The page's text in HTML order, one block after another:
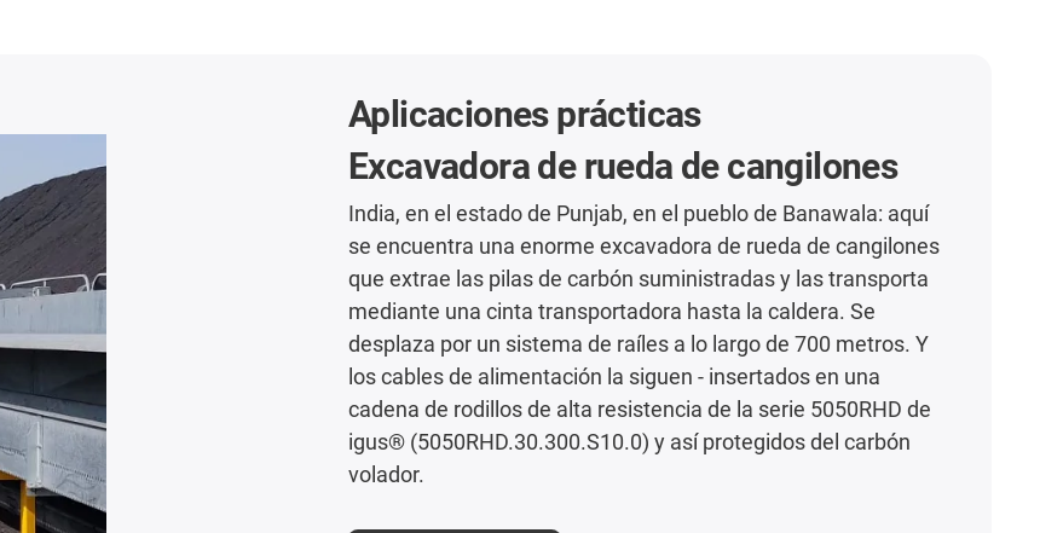
Aplicaciones prácticas
Excavadora de rueda de cangilones
India, en el estado de Punjab, en el pueblo de Banawala: aquí
se encuentra una enorme excavadora de rueda de cangilones
que extrae las pilas de carbón suministradas y las transporta
mediante una cinta transportadora hasta la caldera. Se
desplaza por un sistema de raíles a lo largo de 700 metros. Y
los cables de alimentación la siguen - insertados en una
cadena de rodillos de alta resistencia de la serie 5050RHD de
igus® (5050RHD.30.300.S10.0) y así protegidos del carbón
volador.